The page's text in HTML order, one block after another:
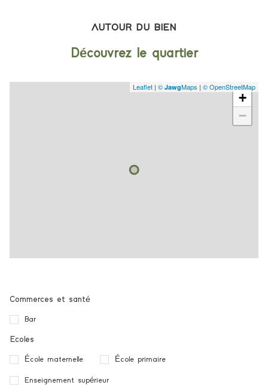
AUTOUR DU BIEN
Découvrez le quartier
+
−
Leaflet | © JawgMaps | © OpenStreetMap
Commerces et santé
Bar
Ecoles
École maternelle École primaire
Enseignement supérieur